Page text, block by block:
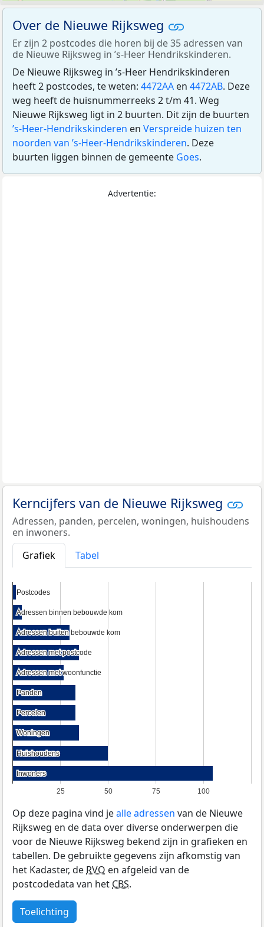
Over de Nieuwe Rijksweg
Er zijn 2 postcodes die horen bij de 35 adressen van
de Nieuwe Rijksweg in ’s-Heer Hendrikskinderen.
De Nieuwe Rijksweg in ’s-Heer Hendrikskinderen
heeft 2 postcodes, te weten: 4472AA en 4472AB. Deze
weg heeft de huisnummerreeks 2 t/m 41. Weg
Nieuwe Rijksweg ligt in 2 buurten. Dit zijn de buurten
’s-Heer-Hendrikskinderen en Verspreide huizen ten
noorden van ’s-Heer-Hendrikskinderen. Deze
buurten liggen binnen de gemeente Goes.
Advertentie:
Kerncijfers van de Nieuwe Rijksweg
Adressen, panden, percelen, woningen, huishoudens
en inwoners.
Grafiek
Tabel
25 50 75 100
Postcodes
Postcodes
Adressen binnen bebouwde kom
Adressen binnen bebouwde kom
Adressen buiten bebouwde kom
Adressen buiten bebouwde kom
Adressen met postcode
Adressen met postcode
Adressen met woonfunctie
Adressen met woonfunctie
Panden
Panden
Percelen
Percelen
Woningen
Woningen
Huishoudens
Huishoudens
Inwoners
Inwoners
Op deze pagina vind jealle adressen van de Nieuwe
Rijksweg en de data over diverse onderwerpen die
voor de Nieuwe Rijksweg bekend zijn in grafieken en
tabellen. De gebruikte gegevens zijn afkomstig van
het Kadaster, deRVO en afgeleid van de
postcodedata van hetCBS.
Toelichting